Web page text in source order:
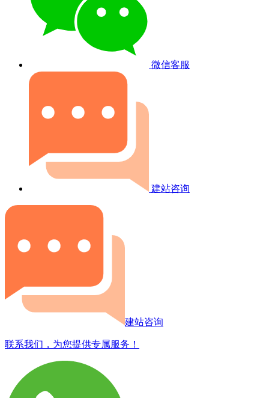
微信客服
建站咨询
建站咨询
联系我们，为您提供专属服务！